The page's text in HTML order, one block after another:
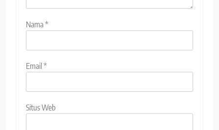
Nama*
Email *
Situs Web